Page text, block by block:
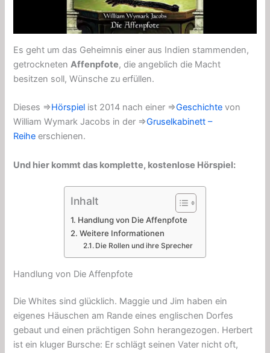
Es geht um das Geheimnis einer aus Indien stammenden,
getrocknetenAffenpfote, die angeblich die Macht
besitzen soll, Wünsche zu erfüllen.
Dieses ⇒Hörspiel ist 2014 nach einer ⇒Geschichte von
William Wymark Jacobs in der ⇒Gruselkabinett –
Reihe erschienen.
Und hier kommt das komplette, kostenlose Hörspiel:
Inhalt
Handlung von Die Affenpfote
Weitere Informationen
Die Rollen und ihre Sprecher
Handlung von Die Affenpfote
Die Whites sind glücklich. Maggie und Jim haben ein
eigenes Häuschen am Rande eines englischen Dorfes
gebaut und einen prächtigen Sohn herangezogen. Herbert
ist ein kluger Bursche: Er schlägt seinen Vater nicht oft,